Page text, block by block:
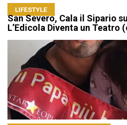
LIFESTYLE
San Severo, Cala il Sipario
L’Edicola Diventa un Teatro